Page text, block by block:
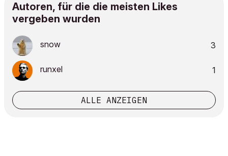
Autoren, für die die meisten Likes
vergeben wurden
snow 3
runxel 1
ALLE ANZEIGEN